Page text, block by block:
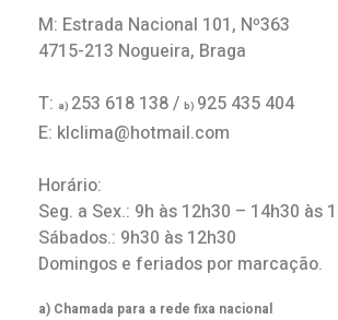
M: Estrada Nacional 101, Nº363
4715-213 Nogueira, Braga
T: a) 253 618 138 / b) 925 435 404
E: klclima@hotmail.com
Horário:
Seg. a Sex.: 9h às 12h30 – 14h30 às
Sábados.: 9h30 às 12h30
Domingos e feriados por marcação.
a) Chamada para a rede fixa nacional